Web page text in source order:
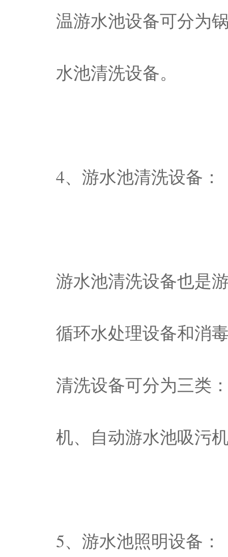
温游水池设备可分为
水池清洗设备。
4、游水池清洗设备：
游水池清洗设备也是
循环水处理设备和消
清洗设备可分为三类
机、自动游水池吸污
5、游水池照明设备：